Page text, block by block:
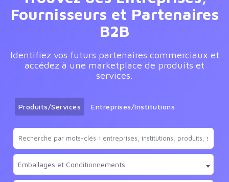
Fournisseurs et Partenaires
B2B
Identifiez vos futurs partenaires commerciaux et
accédez à une marketplace de produits et
services.
Produits/Services Entreprises/Institutions
Emballages et Conditionnements